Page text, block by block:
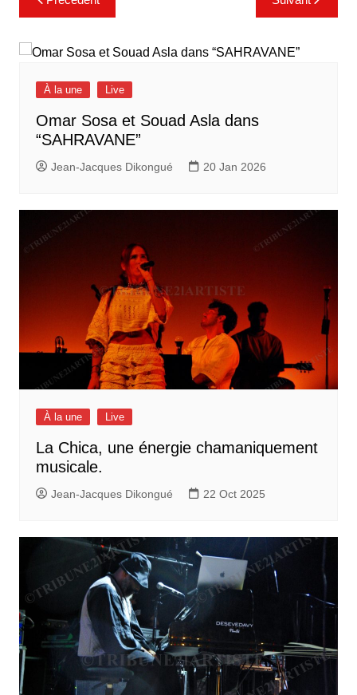
de
l’article
À la une Live
Omar Sosa et Souad Asla dans
“SAHRAVANE”
Jean-Jacques Dikongué 20 Jan 2026
À la une Live
La Chica, une énergie chamaniquement
musicale.
Jean-Jacques Dikongué 22 Oct 2025